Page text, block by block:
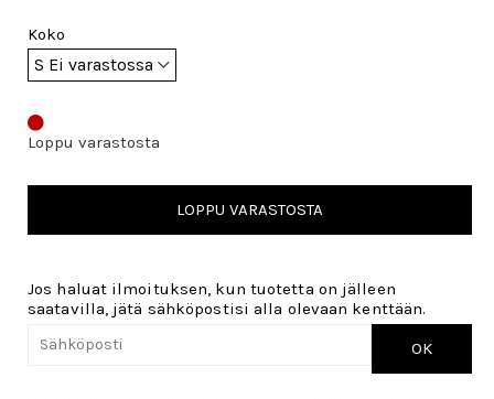
Koko
Loppu varastosta
LOPPU VARASTOSTA
Jos haluat ilmoituksen, kun tuotetta on jälleen
saatavilla, jätä sähköpostisi alla olevaan kenttään.
OK